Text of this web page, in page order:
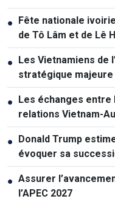
● Fête nationale
de Tô Lâm et de Lê
● Les Vietnamiens de
stratégique
la puissance
● Les échanges entre
relations Vietnam-
● Donald Trump
évoquer sa
● Assurer
l’APEC 2027